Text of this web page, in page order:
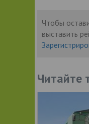
Чтобы
выставить
Читайте